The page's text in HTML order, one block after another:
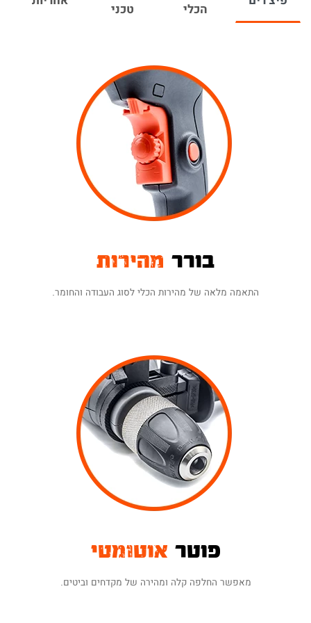
נוחות עבודה מירבית
- המקדחה מסופקת עם ידית
קדמית מתכווננת המשפרת את האחיזה אשר בבשילוב
מאומצת וממושכת במינימום מאמץ למשתמש.
סט מקדחים מצורף- סט מקדחים מצורף במארז וכולל
5 מקדחים בגדלים פרקטיים בעלי ראש וידיה, כך
שניתן להתחיל לעבוד ישר מהקופסה.
הכלי מגיע עם תעודת אחריות ל-12 חודשים.
ניתן להרחיב את האחריות ל-24 חודשים ע"י
הזנת פרטי האחריות באתר(בכפוף לתקנון)
הכלי
טכני
בורר מהירות
התאמה מלאה של מהירות הכלי לסוג העבודה והחומר.
פוטר אוטומטי
מאפשר החלפה קלה ומהירה של מקדחים וביטים.